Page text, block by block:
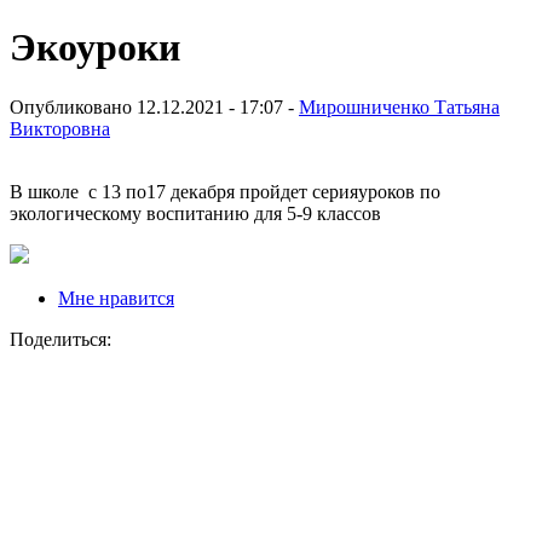
Экоуроки
Опубликовано 12.12.2021 - 17:07 - Мирошниченко Татьяна
Викторовна
В школе с 13 по17 декабря пройдет серияуроков по
экологическому воспитанию для 5-9 классов
Мне нравится
Поделиться: